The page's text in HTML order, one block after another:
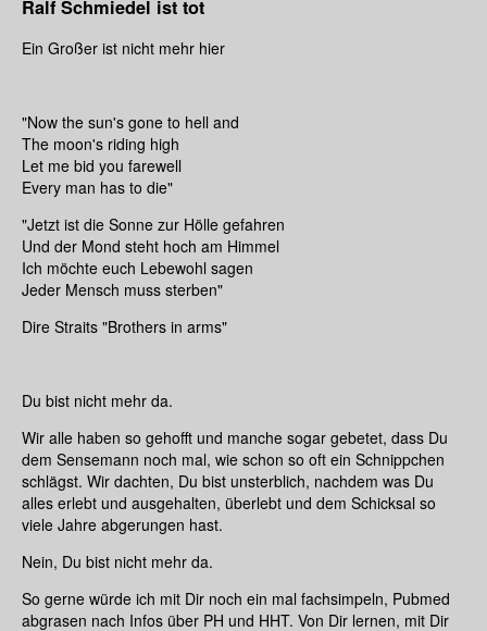
Ralf Schmiedel ist tot
Ein Großer ist nicht mehr hier
"Now the sun's gone to hell and
The moon's riding high
Let me bid you farewell
Every man has to die"
"Jetzt ist die Sonne zur Hölle gefahren
Und der Mond steht hoch am Himmel
Ich möchte euch Lebewohl sagen
Jeder Mensch muss sterben"
Dire Straits "Brothers in arms"
Du bist nicht mehr da.
Wir alle haben so gehofft und manche sogar gebetet, dass Du
dem Sensemann noch mal, wie schon so oft ein Schnippchen
schlägst. Wir dachten, Du bist unsterblich, nachdem was Du
alles erlebt und ausgehalten, überlebt und dem Schicksal so
viele Jahre abgerungen hast.
Nein, Du bist nicht mehr da.
So gerne würde ich mit Dir noch ein mal fachsimpeln, Pubmed
abgrasen nach Infos über PH und HHT. Von Dir lernen, mit Dir